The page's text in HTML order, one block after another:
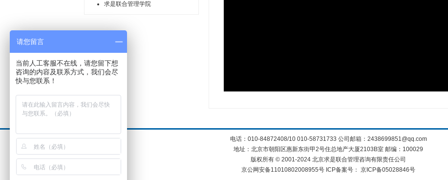
求是联合管理学院
电话：010-84872408/10 010-58731733 公司邮箱：2438699851@qq.com
地址：北京市朝阳区惠新东街甲2号住总地产大厦2103B室 邮编：100029
版权所有 © 2001-2024 北京求是联合管理咨询有限责任公司
京公网安备11010802008955号 ICP备案号： 京ICP备05028846号
请您留言
当前人工客服不在线，请您留下想
咨询的内容及联系方式，我们会尽
快与您联系！